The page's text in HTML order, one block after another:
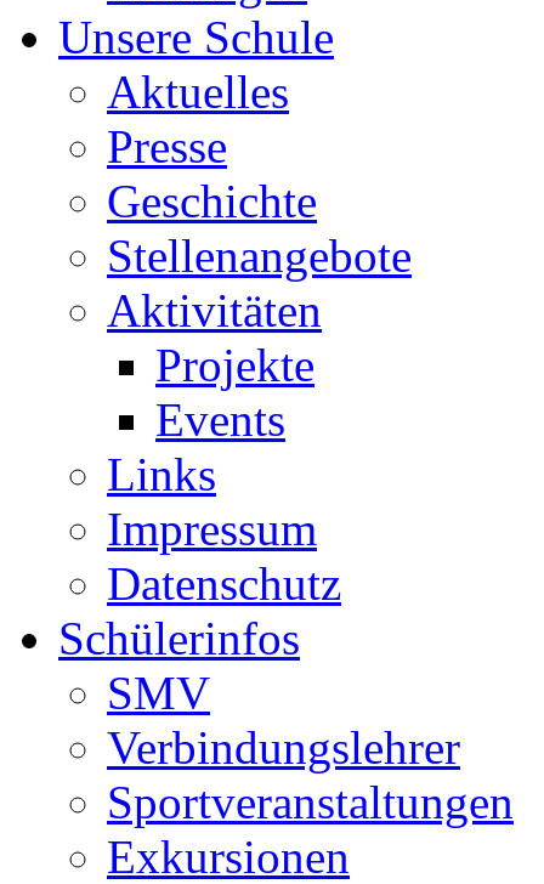
Unsere Schule
Aktuelles
Presse
Geschichte
Stellenangebote
Aktivitäten
Projekte
Events
Links
Impressum
Datenschutz
Schülerinfos
SMV
Verbindungslehrer
Sportveranstaltungen
Exkursionen